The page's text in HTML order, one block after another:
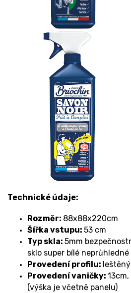
Technické údaje:
Rozměr: 88x88x220cm
Šířka vstupu: 53 cm
Typ skla: 5mm
sklo super bílé neprůhledné
Provedení profilu:
Provedení vaničky:
(výška je včetně panelu)